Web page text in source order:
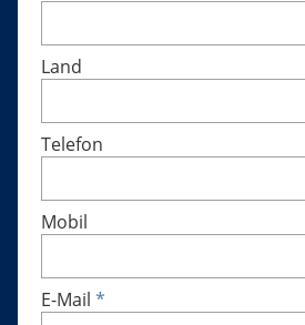
Land
Telefon
Mobil
E-Mail *